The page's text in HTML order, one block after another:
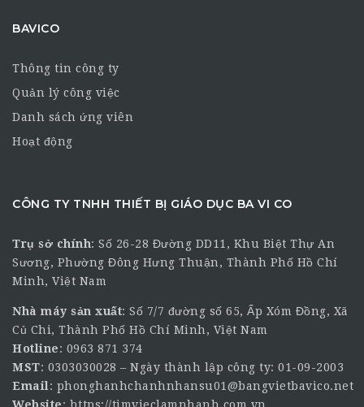
BAVICO
Thông tin công ty
Quản lý công việc
Danh sách ứng viên
Hoạt động
CÔNG TY TNHH THIẾT BỊ GIÁO DỤC BA VI CO
Trụ sở chính: Số 26-28 Đường DD11, Khu Biệt Thự An
Sương, Phường Đông Hưng Thuận, Thành Phố Hồ Chí
Minh, Việt Nam
Nhà máy sản xuất: Số 7/7 đường số 65, Ấp Xóm Đồng, Xã
Củ Chi, Thành Phố Hồ Chí Minh, Việt Nam
Hotline: 0963 871 374
MST: 0303030028 – Ngày thành lập công ty: 01-09-2003
Email : phonghanhchanhnhansu01@bangvietbavico.net